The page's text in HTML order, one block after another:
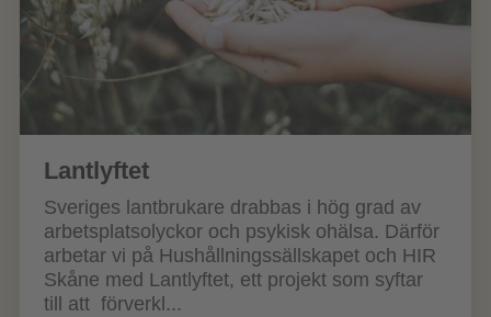
Lantlyftet
Sveriges lantbrukare drabbas i hög grad av
arbetsplatsolyckor och psykisk ohälsa. Därför
arbetar vi på Hushållningssällskapet och HIR
Skåne med Lantlyftet, ett projekt som syftar
till att förverkl...